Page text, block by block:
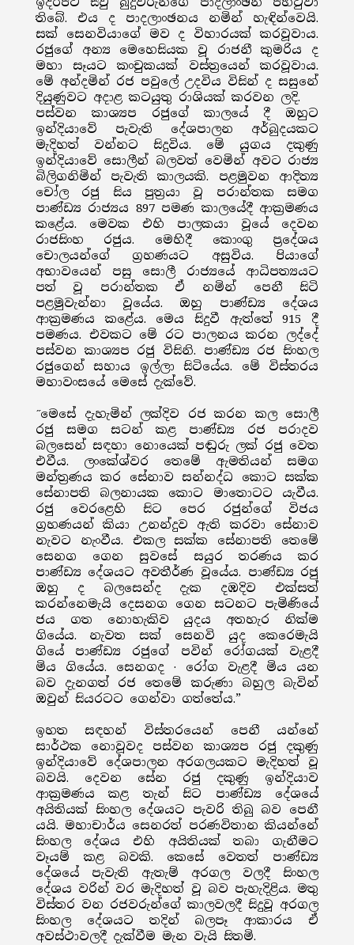
තිබේ. එය ද පාදලාංඡනය නමින් හැඳින්වෙයි.
සක් සෙනවියාගේ මව ද විහාරයක් කරවූවාය.
රජුගේ අන්‍ය මෙහෙසියක වූ රාජනී කුමරිය ද
මහා සෑයට කංචුකයක් වස්ත්‍රයෙන් කරවූවාය.
මේ අන්දමින් රජ පවුලේ උදවිය විසින් ද සසුනේ
දියුණුවට අදාළ කටයුතු රාශියක් කරවන ලදි.
පස්වන කාශ්‍යප රජුගේ කාලයේ දී ඔහුට
ඉන්දියාවේ පැවැති දේශපාලන අර්බුදයකට
මැදිහත් වන්නට සිදුවිය. මේ යුගය දකුණු
ඉන්දියාවේ සොලීන් බලවත් වෙමින් අවට රාජ්‍ය
බිලිගනිමින් පැවැති කාලයකි. පළමුවන ආදිත්‍ය
චෝල රජු සිය පුත්‍රයා වූ පරාන්තක සමග
පාණ්ඩ්‍ය රාජ්‍යය 897 පමණ කාලයේදී ආක්‍රමණය
කළේය. මෙවක එහි පාලකයා වූයේ දෙවන
රාජසිංහ රජුය. මෙහිදී කොංගු ප්‍රදේශය
චොලයන්ගේ ග්‍රහණයට අසුවිය. පියාගේ
අභාවයෙන් පසු සොලී රාජ්‍යයේ ආධිපත්‍යයට
පත් වූ පරාන්තක ඒ නමින් පෙනී සිටි
පළමුවැන්නා වූයේය. ඔහු පාණ්ඩ්‍ය දේශය
ආක්‍රමණය කළේය. මෙය සිදුවී ඇත්තේ 915 දී
පමණය. එවකට මේ රට පාලනය කරන ලද්දේ
පස්වන කාශ්‍යප රජු විසිනි. පාණ්ඩ්‍ය රජ සිංහල
රජුගෙන් සහාය ඉල්ලා සිටියේය. මේ විස්තරය
මහාවංසයේ මෙසේ දැක්වේ.
̋මෙසේ දැහැමින් ලක්දිව රජ කරන කල සොලී
රජු සමග සටන් කළ පාණ්ඩ්‍ය රජ පරාදව
බලසෙන් සඳහා නොයෙක් පඬුරු ලක් රජු වෙත
එවීය. ලංකේශ්වර තෙමේ ඇමතියන් සමග
මන්ත්‍රණය කර සේනාව සන්නද්ධ කොට සක්ක
සේනාපති බලනායක කොට මාතොටට යැවීය.
රජු වෙරළෙහි සිට පෙර රජුන්ගේ විජය
ග්‍රහණයන් කියා උනන්දුව ඇති කරවා සේනාව
නැවට නැංවීය. එකල සක්ක සේනාපති තෙමේ
සෙනග ගෙන සුවසේ සයුර තරණය කර
පාණ්ඩ්‍ය දේශයට අවතීර්ණ වූයේය. පාණ්ඩ්‍ය රජු
ඔහු ද බලසෙන්ද දැක දඹදිව එක්සත්
කරන්නෙමැයි දෙසනග ගෙන සටනට පැමිණියේ
ජය ගත නොහැකිව යුදය අතහැර නික්ම
ගියේය. නැවත සක් සෙනවි යුද කෙරෙමැයි
ගියේ පාණ්ඩ්‍ය රජුගේ පවින් රෝගයක් වැළදී
මිය ගියේය. සෙනගද · රෝග වැළදී මිය යන
බව දැනගත් රජ තෙමේ කරුණා බහුල බැවින්
ඔවුන් සියරටට ගෙන්වා ගත්තේය.”
ඉහත සඳහන් විස්තරයෙන් පෙනී යන්නේ
සාර්ථක නොවූවද පස්වන කාශ්‍යප රජු දකුණු
ඉන්දියාවේ දේශපාලන අරගලයකට මැදිහත් වූ
බවයි. දෙවන සේන රජු දකුණු ඉන්දියාව
ආක්‍රමණය කළ තැන් සිට පාණ්ඩ්‍ය දේශයේ
අයිතියක් සිංහල දේශයට පැවරි තිබු බව පෙනී
යයි. මහාචාර්ය සෙනරත් පරණවිතාන කියන්නේ
සිංහල දේශය එහි අයිතියක් තබා ගැනීමට
වෑයම් කළ බවකි. කෙසේ වෙතත් පාණ්ඩ්‍ය
දේශයේ පැවැති ඇතැම් අරගල වලදී සිංහල
දේශය වරින් වර මැදිහත් වූ බව පැහැදිළිය. මතු
විස්තර වන රජවරුන්ගේ කාලවලදී සිදුවූ අරගල
සිංහල දේශයට තදින් බලපෑ ආකාරය ඒ
අවස්ථාවලදී දැක්වීම මැන වැයි සිතමි.